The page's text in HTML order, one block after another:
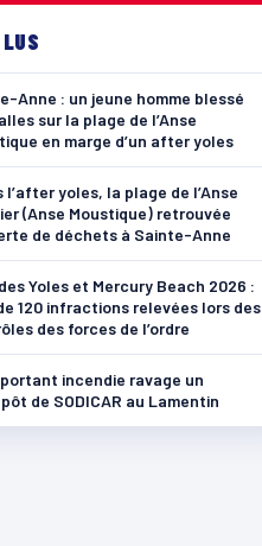
Anne : un jeune homme blessé
sur la plage de l’Anse
en marge d’un after yoles
l’after yoles, la plage de l’Anse
(Anse Moustique) retrouvée
de déchets à Sainte-Anne
Yoles et Mercury Beach 2026 :
120 infractions relevées lors des
des forces de l’ordre
incendie ravage un
de SODICAR au Lamentin